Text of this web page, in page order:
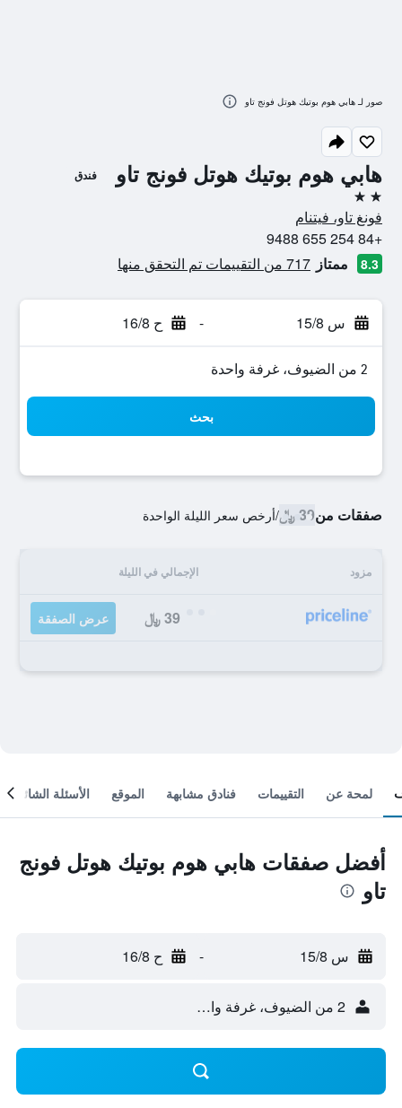
هابي هوم بوتيك هوتل فونج تاو فندق
2 نجمتين
فونغ تاو، فيتنام
+84 254 655 9488
8.3 ممتاز 717 من التقييمات تم التحقق منها
س 15/8 - ح 16/8
2 من الضيوف، غرفة واحدة
بحث
صفقات من39 ﷼ /أرخص سعر الليلة الواحدة
مزود الإجمالي في الليلة
39 ﷼ عرض الصفقة
صور لـ هابي هوم بوتيك هوتل فونج تاو
لمحة عن التقييمات فنادق مشابهة الموقع الأسئلة الشائعة
أفضل صفقات هابي هوم بوتيك هوتل فونج
تاو
س 15/8 - ح 16/8
2 من الضيوف، غرفة واحدة